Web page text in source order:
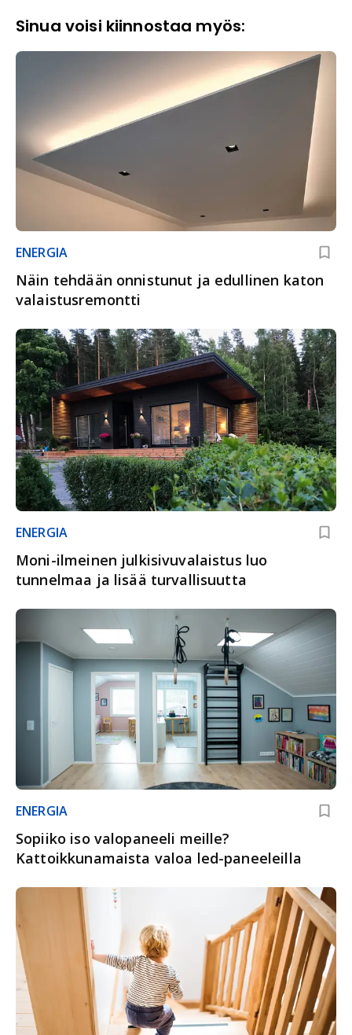
Sinua voisi kiinnostaa myös:
ENERGIA
Näin tehdään onnistunut ja edullinen katon
valaistusremontti
ENERGIA
Moni-ilmeinen julkisivuvalaistus luo
tunnelmaa ja lisää turvallisuutta
ENERGIA
Sopiiko iso valopaneeli meille?
Kattoikkunamaista valoa led-paneeleilla